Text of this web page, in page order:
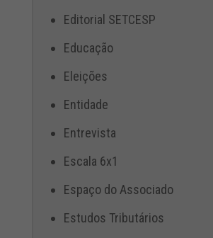
Editorial SETCESP
Educação
Eleições
Entidade
Entrevista
Escala 6x1
Espaço do Associado
Estudos Tributários